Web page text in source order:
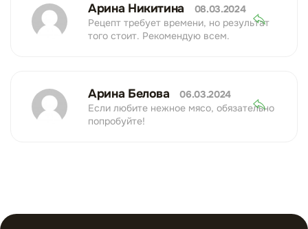
Арина Никитина
08.03.2024
Рецепт требует времени, но результат
того стоит. Рекомендую всем.
Арина Белова
06.03.2024
Если любите нежное мясо, обязательно
попробуйте!